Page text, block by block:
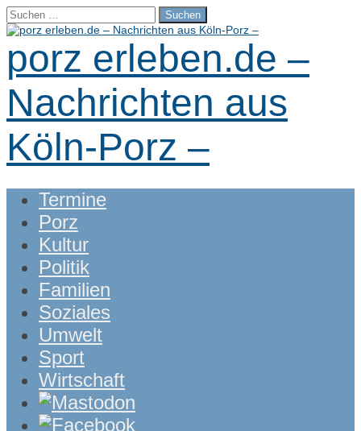
Suchen
nach:
porz erleben.de –
Nachrichten aus
Köln-Porz –
Main
menu
Skip
content
Termine
Porz
Kultur
Politik
Familien
Soziales
Umwelt
Sport
Wirtschaft